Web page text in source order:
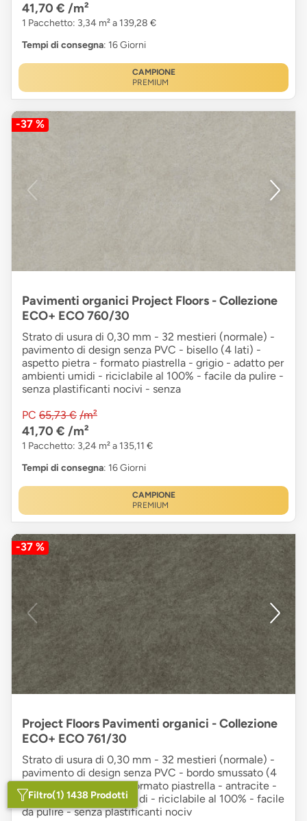
41,70 € /m²
1 Pacchetto: 3,34 m² a 139,28 €
Tempi di consegna: 16 Giorni
CAMPIONE
PREMIUM
-37 %
Pavimenti organici Project Floors - Collezione
ECO+ ECO 760/30
Strato di usura di 0,30 mm - 32 mestieri (normale) -
pavimento di design senza PVC - bisello (4 lati) -
aspetto pietra - formato piastrella - grigio - adatto per
ambienti umidi - riciclabile al 100% - facile da pulire -
senza plastificanti nocivi - senza
PC 65,73 € /m²
41,70 € /m²
1 Pacchetto: 3,24 m² a 135,11 €
Tempi di consegna: 16 Giorni
CAMPIONE
PREMIUM
-37 %
Project Floors Pavimenti organici - Collezione
ECO+ ECO 761/30
Strato di usura di 0,30 mm - 32 mestieri (normale) -
pavimento di design senza PVC - bordo smussato (4
lati) - aspetto pietra - formato piastrella - antracite -
adatto per ambienti umidi - riciclabile al 100% - facile
da pulire - senza plastificanti nociv
Filtro(1) 1438 Prodotti